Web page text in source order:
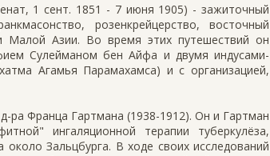
1 сент. 1851 - 7 июня 1905) - зажиточный
розенкрейцерство, восточный
Малой Азии. Во время этих путешествий он
Сулейманом бен Айфа и двумя индусами-
Агамья Парамахамса) и с организацией,
ра Франца Гартмана (1938-1912). Он и Гартман
ингаляционной терапии туберкулёза,
Зальцбурга. В ходе своих исследований